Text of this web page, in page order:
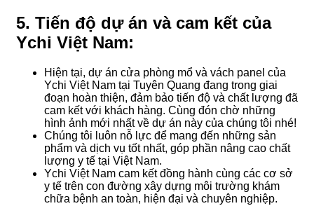
5. Tiến độ dự án và cam kết của
Ychi Việt Nam:
Hiện tại, dự án cửa phòng mổ và vách panel của
Ychi Việt Nam tại Tuyên Quang đang trong giai
đoạn hoàn thiện, đảm bảo tiến độ và chất lượng đã
cam kết với khách hàng. Cùng đón chờ những
hình ảnh mới nhất về dự án này của chúng tôi nhé!
Chúng tôi luôn nỗ lực để mang đến những sản
phẩm và dịch vụ tốt nhất, góp phần nâng cao chất
lượng y tế tại Việt Nam.
Ychi Việt Nam cam kết đồng hành cùng các cơ sở
y tế trên con đường xây dựng môi trường khám
chữa bệnh an toàn, hiện đại và chuyên nghiệp.